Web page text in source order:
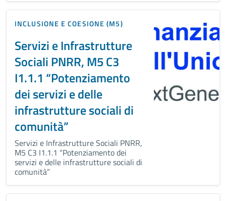
INCLUSIONE E COESIONE (M5)
Servizi e Infrastrutture
Sociali PNRR, M5 C3
I1.1.1 “Potenziamento
dei servizi e delle
infrastrutture sociali di
comunità”
Servizi e Infrastrutture Sociali PNRR,
M5 C3 I1.1.1 “Potenziamento dei
servizi e delle infrastrutture sociali di
comunità”